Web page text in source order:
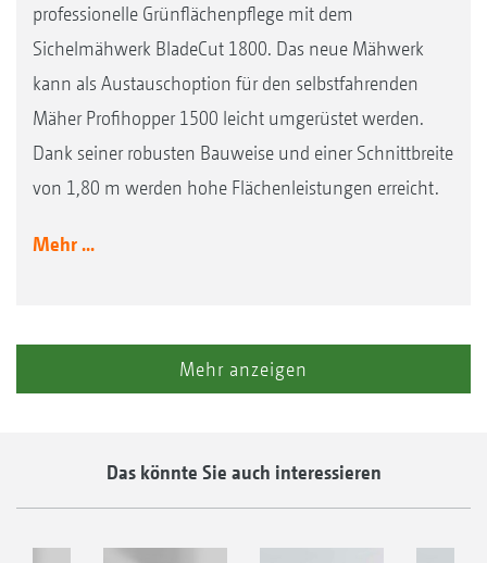
professionelle Grünflächenpflege mit dem
Sichelmähwerk BladeCut 1800. Das neue Mähwerk
kann als Austauschoption für den selbstfahrenden
Mäher Profihopper 1500 leicht umgerüstet werden.
Dank seiner robusten Bauweise und einer Schnittbreite
von 1,80 m werden hohe Flächenleistungen erreicht.
Mehr ...
Mehr anzeigen
Das könnte Sie auch interessieren